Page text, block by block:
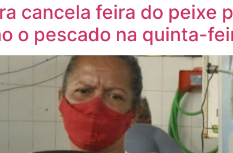
cancela feira do peixe
o pescado na quinta-